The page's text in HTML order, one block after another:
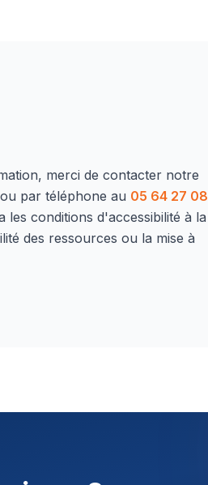
merci de contacter notre
ou par téléphone au 05 64 27 08
conditions d'accessibilité à la
des ressources ou la mise à